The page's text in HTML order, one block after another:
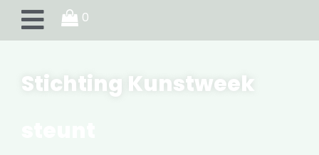
0
Stichting Kunstweek